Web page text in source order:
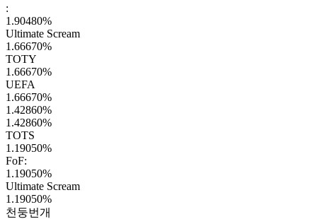
:
1.90480%
Ultimate Scream
1.66670%
TOTY
1.66670%
UEFA
1.66670%
1.42860%
1.42860%
TOTS
1.19050%
FoF:
1.19050%
Ultimate Scream
1.19050%
천둥번개